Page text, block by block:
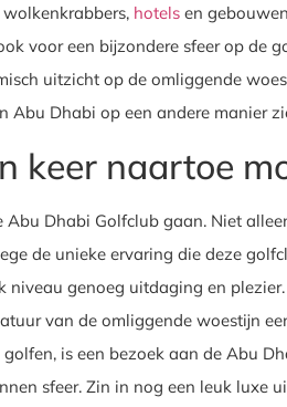
hotels en
voor een bijzondere sfeer op de
uitzicht op de omliggende
Abu Dhabi op een andere manier
keer naartoe
Dhabi Golfclub gaan. Niet
de unieke ervaring die deze
genoeg uitdaging en
van de omliggende woestijn
is een bezoek aan de Abu
sfeer. Zin in nog een leuk luxe